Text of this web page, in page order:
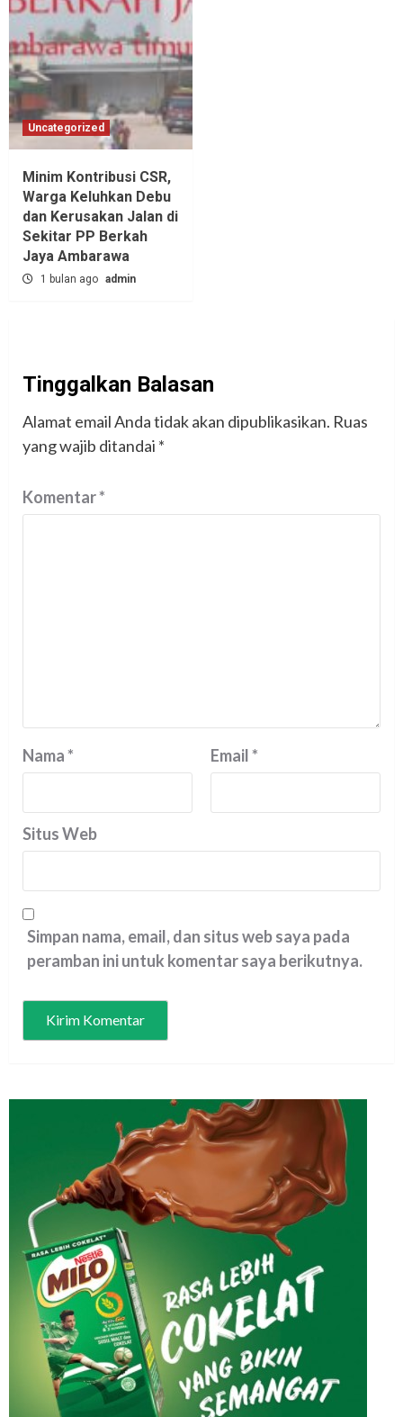
Uncategorized
Minim Kontribusi CSR,
Warga Keluhkan Debu
dan Kerusakan Jalan di
Sekitar PP Berkah
Jaya Ambarawa‎
1 bulan ago admin
Tinggalkan Balasan
Alamat email Anda tidak akan dipublikasikan. Ruas
yang wajib ditandai *
Komentar*
Nama* Email*
Situs Web
Simpan nama, email, dan situs web saya pada
peramban ini untuk komentar saya berikutnya.